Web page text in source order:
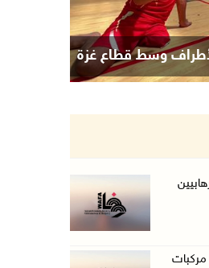
الأطراف وسط قطاع غزة